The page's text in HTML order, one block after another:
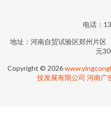
电话：
地址：河南自贸试验区郑州片区
元
Copyright © 2026
技发展有限公司 河南广